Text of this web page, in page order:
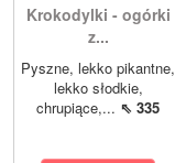
Krokodylki - ogórki
z...
Pyszne, lekko pikantne,
lekko słodkie,
chrupiące,... ⇖ 335